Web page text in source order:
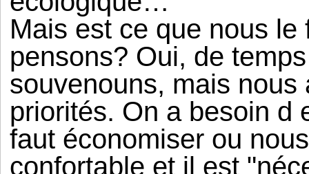
Mais est ce que nous
pensons? Oui, de
souvenouns, mais
priorités. On a besoin d
faut économiser ou
confortable et il est